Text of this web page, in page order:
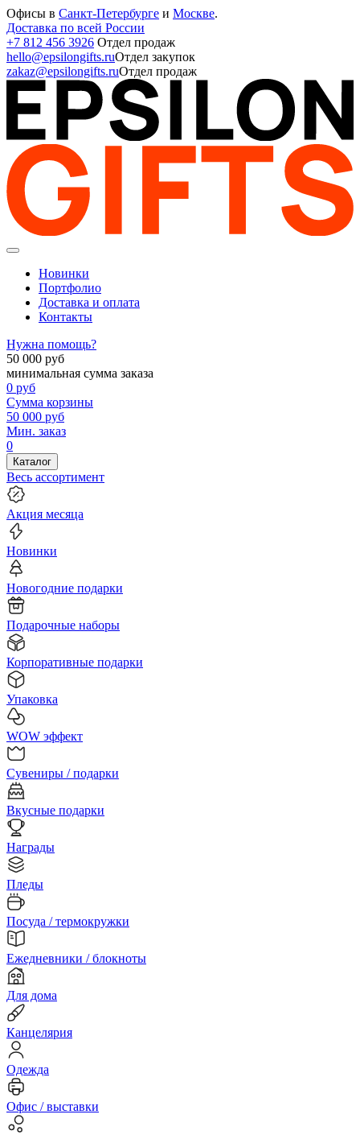
Офисы в Санкт-Петербурге и Москве.
Доставка по всей России
+7 812 456 3926 Отдел продаж
hello@epsilongifts.ruОтдел закупок
zakaz@epsilongifts.ruОтдел продаж
Новинки
Портфолио
Доставка и оплата
Контакты
Нужна помощь?
50 000 руб
минимальная сумма заказа
0 руб
Сумма корзины
50 000 руб
Мин. заказ
0
Каталог
Весь ассортимент
Акция месяца
Новинки
Новогодние подарки
Подарочные наборы
Корпоративные подарки
Упаковка
WOW эффект
Сувениры / подарки
Вкусные подарки
Награды
Пледы
Посуда / термокружки
Ежедневники / блокноты
Для дома
Канцелярия
Одежда
Офис / выставки